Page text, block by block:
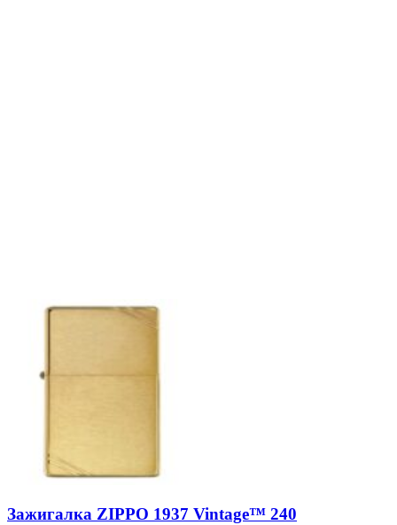
Зажигалка ZIPPO 1937 Vintage™ 240